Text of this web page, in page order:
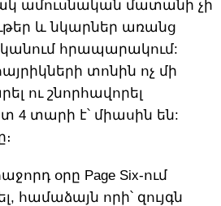
ամուսնական մատանի չի
և նկարներ առանց
հրապարակում:
տոնին ոչ մի
ու շնորհավորել
4 տարի է՝ միասին են:
օրը Page Six-ում
համաձայն որի՝ զույգն